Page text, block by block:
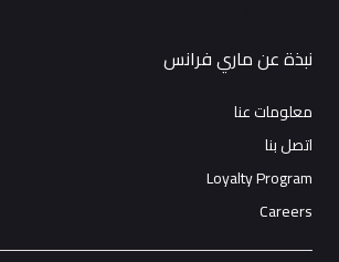
نبذة عن ماري فرانس
معلومات عنا
اتصل بنا
Loyalty Program
Careers